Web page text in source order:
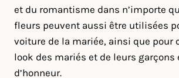
et du romantisme dans n’importe
fleurs peuvent aussi être utilisées
voiture de la mariée, ainsi que pour
look des mariés et de leurs garçons
d’honneur.